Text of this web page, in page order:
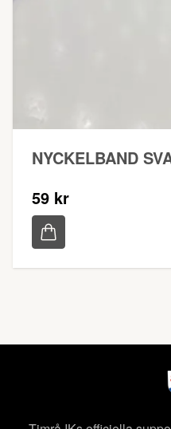
NYCKELBAND
59 kr